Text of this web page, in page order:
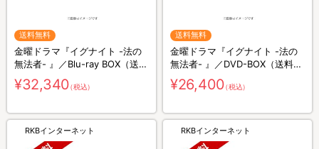
送料無料
金曜ドラマ『イグナイト -法の
無法者- 』／Blu-ray BOX（送料
無料・4枚組）
¥32,340（税込）
送料無料
金曜ドラマ『イグナイト -法の
無法者- 』／DVD-BOX（送料無
料・6枚組）
¥26,400（税込）
RKBインターネット RKBインターネット